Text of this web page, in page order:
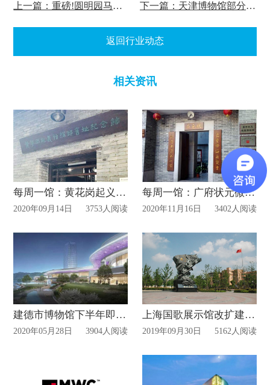
上一篇：重磅!圆明园马首回归亮相国博展厅! 下一篇：天津博物馆部分展厅调整开放时间
返回行业动态
相关资讯
每周一馆：黄花岗起义指挥部旧址纪念馆
2020年09月14日 3753人阅读
每周一馆：广府状元微型博物馆
2020年11月16日 3402人阅读
建德市博物馆下半年即将盛装登场!
2020年05月28日 3904人阅读
上海国歌展示馆改扩建2000㎡ 融入新媒体互动
2019年09月30日 5162人阅读